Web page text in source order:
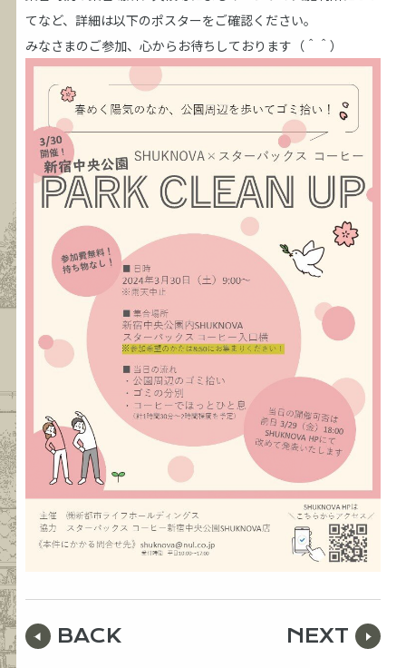
てなど、詳細は以下のポスターをご確認ください。
みなさまのご参加、心からお待ちしております（＾＾）
BACK NEXT